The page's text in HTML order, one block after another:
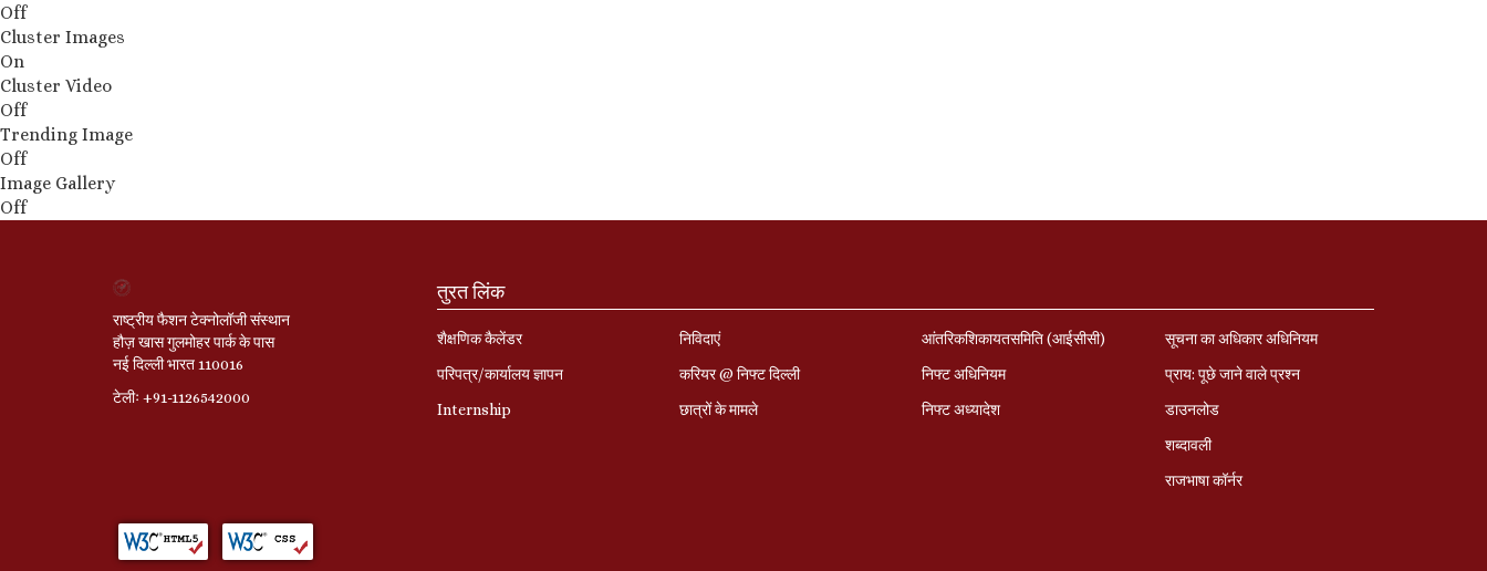
Off
Cluster Images
On
Cluster Video
Off
Trending Image
Off
Image Gallery
Off
राष्ट्रीय फैशन टेक्नोलॉजी संस्थान
हौज़ खास गुलमोहर पार्क के पास
नई दिल्ली भारत 110016
टेलीः +91-1126542000
तुरत लिंक
शैक्षणिक कैलेंडर
परिपत्र/कार्यालय ज्ञापन
Internship
निविदाएं
करियर @ निफ्ट दिल्ली
छात्रों के मामले
आंतरिकशिकायतसमिति (आईसीसी)
निफ्ट अधिनियम
निफ्ट अध्‍यादेश
सूचना का अधिकार अधिनियम
प्राय: पूछे जाने वाले प्रश्‍न
डाउनलोड
शब्दावली
राजभाषा कॉर्नर